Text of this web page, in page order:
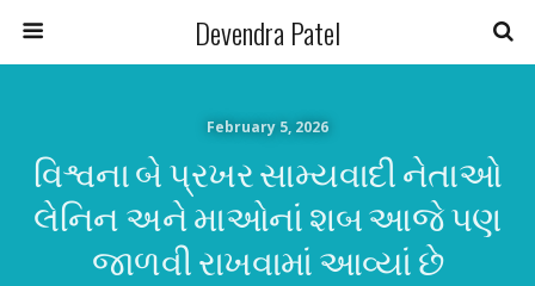
Devendra Patel
February 5, 2026
વિશ્વના બે પ્રખર સામ્યવાદી નેતાઓ
લેનિન અને માઓનાં શબ આજે પણ
જાળવી રાખવામાં આવ્યાં છે